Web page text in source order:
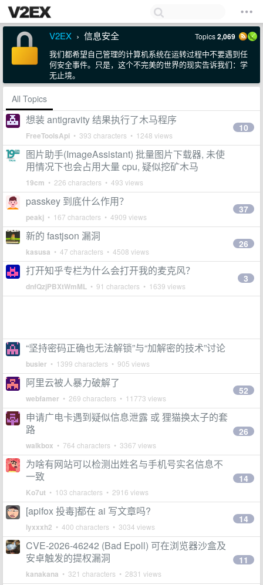
V2EX › 信息安全 Topics2,069
我们都希望自己管理的计算机系统在运转过程中不要遇到任
何安全事件。只是，这个不完美的世界的现实告诉我们：学
无止境。
All Topics
想装 antigravity 结果执行了木马程序
FreeToolsApi • 393 characters • 1248 views
10
图片助手(ImageAssistant) 批量图片下载器, 未使
用情况下也会占用大量 cpu, 疑似挖矿木马
19cm • 226 characters • 493 views
passkey 到底什么作用？
peakj • 167 characters • 4909 views
37
新的 fastjson 漏洞
kasusa • 47 characters • 4508 views
26
打开知乎专栏为什么会打开我的麦克风？
dnfQzjPBXtWmML • 91 characters • 1639 views
3
“坚持密码正确也无法解锁”与“加解密的技术”讨论
busier • 1399 characters • 905 views
阿里云被人暴力破解了
webfamer • 269 characters • 11773 views
52
申请广电卡遇到疑似信息泄露 或 狸猫换太子的套
路
walkbox • 764 characters • 3367 views
26
为啥有网站可以检测出姓名与手机号实名信息不
一致
Ko7ut • 103 characters • 2916 views
14
[apifox 投毒]都在 ai 写文章吗?
lyxxxh2 • 400 characters • 3034 views
14
CVE-2026-46242 (Bad Epoll) 可在浏览器沙盒及
安卓触发的提权漏洞
kanakana • 321 characters • 2831 views
11